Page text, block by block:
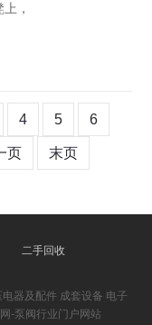
，
4 5 6
页 末页
二手回收
器及配件 成套设备 电子
-泵阀行业门户网站